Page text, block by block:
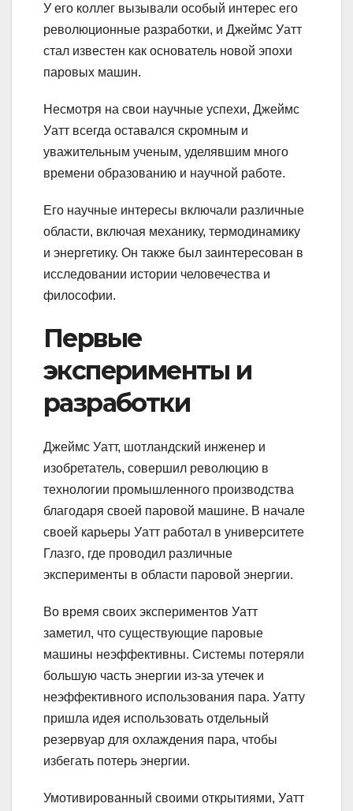
У его коллег вызывали особый интерес его
революционные разработки, и Джеймс Уатт
стал известен как основатель новой эпохи
паровых машин.
Несмотря на свои научные успехи, Джеймс
Уатт всегда оставался скромным и
уважительным ученым, уделявшим много
времени образованию и научной работе.
Его научные интересы включали различные
области, включая механику, термодинамику
и энергетику. Он также был заинтересован в
исследовании истории человечества и
философии.
Первые
эксперименты и
разработки
Джеймс Уатт, шотландский инженер и
изобретатель, совершил революцию в
технологии промышленного производства
благодаря своей паровой машине. В начале
своей карьеры Уатт работал в университете
Глазго, где проводил различные
эксперименты в области паровой энергии.
Во время своих экспериментов Уатт
заметил, что существующие паровые
машины неэффективны. Системы потеряли
большую часть энергии из-за утечек и
неэффективного использования пара. Уатту
пришла идея использовать отдельный
резервуар для охлаждения пара, чтобы
избегать потерь энергии.
Умотивированный своими открытиями, Уатт